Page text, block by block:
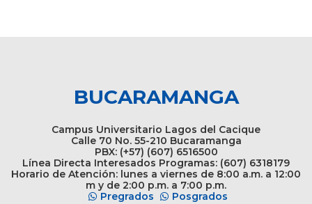
BUCARAMANGA
Campus Universitario Lagos del Cacique
Calle 70 No. 55-210 Bucaramanga
PBX: (+57) (607) 6516500
Línea Directa Interesados Programas: (607) 6318179
Horario de Atención: lunes a viernes de 8:00 a.m. a 12:00
m y de 2:00 p.m. a 7:00 p.m.
Pregrados
Posgrados